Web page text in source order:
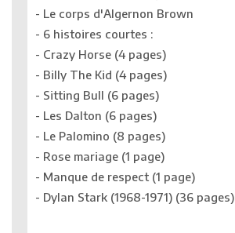
- Le corps d'Algernon Brown
- 6 histoires courtes :
- Crazy Horse (4 pages)
- Billy The Kid (4 pages)
- Sitting Bull (6 pages)
- Les Dalton (6 pages)
- Le Palomino (8 pages)
- Rose mariage (1 page)
- Manque de respect (1 page)
- Dylan Stark (1968-1971) (36 pages)